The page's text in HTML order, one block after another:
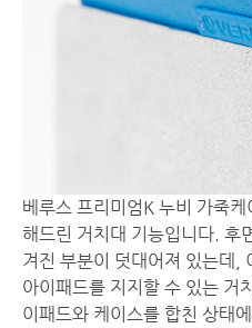
베루스 프리미엄K 누비 가죽
해드린 거치대 기능입니다. 후
겨진 부분이 덧대어져 있는데,
아이패드를 지지할 수 있는 거
이패드와 케이스를 합친 상태